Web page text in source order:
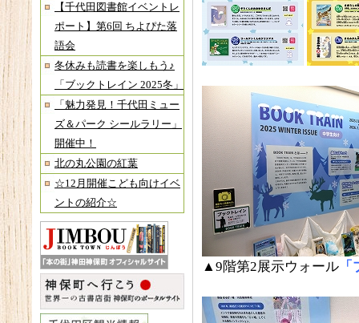
【千代田図書館イベントレ
ポート】第6回 ちよぴた落
語会
冬休みも読書を楽しもう♪
「ブックトレイン 2025冬」
「魅力発見！千代田ミュー
ズ＆パーク シールラリー」
開催中！
北の丸公園の紅葉
☆12月開催こども向けイベ
ントの紹介☆
▲9階第2展示ウォール